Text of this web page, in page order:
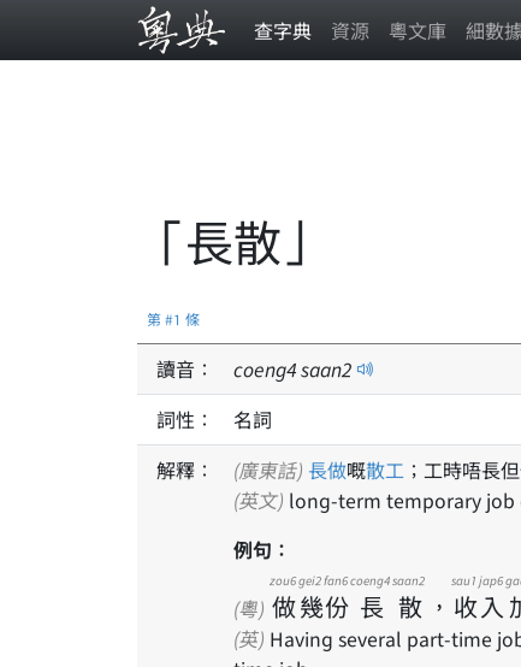
查字典 資源 粵文庫 細數據
「長散」
第 #1 條
讀音： coeng4saan2
詞性：
名詞
解釋：
(廣東話) 長做嘅散工 ；工時唔長
(英文) long-term temporary job
例句：
(粵) 做
zou6
幾
gei2
份
fan6
長
coeng4
散
saan2
， 收
sau1
入
jap6
(英) Having several part-time